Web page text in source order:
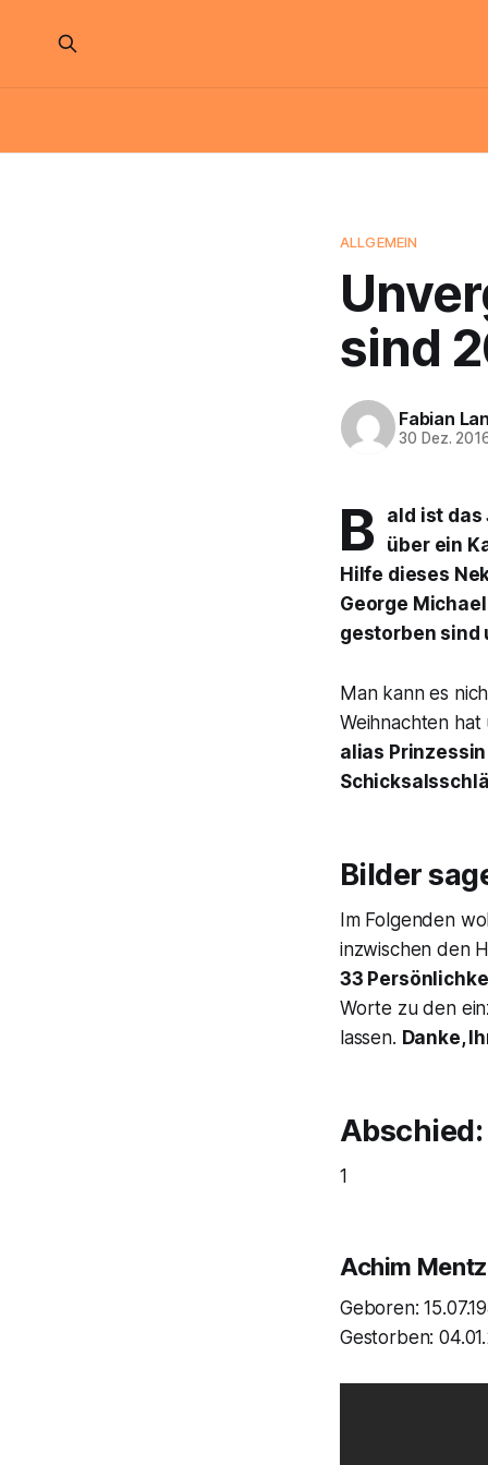
ALLGEMEIN
sind
Fabian
30 Dez.
B
ald ist das
über ein
Hilfe dieses
George
gestorben sind
Man kann es
Weihnachten
alias
Bilder
Im Folgenden
inzwischen den
33
Worte zu den
lassen. Danke,
1
Achim
Geboren:
Gestorben: